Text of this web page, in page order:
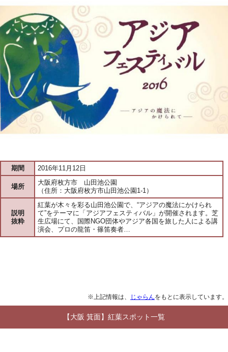
期間 2016年11月12日
場所
大阪府枚方市 山田池公園
（住所：大阪府枚方市山田池公園1-1）
説明
抜粋
紅葉が木々を彩る山田池公園で、“アジアの魔法にかけられ
て”をテーマに「アジアフェスティバル」が開催されます。芝
生広場にて、国際NGO団体やアジア各国を旅した人による講
演会、プロの龍笛・篠笛奏者…
※上記情報は、 じゃらんをもとに表示しています。
【大阪 箕面】紅葉スポット一覧